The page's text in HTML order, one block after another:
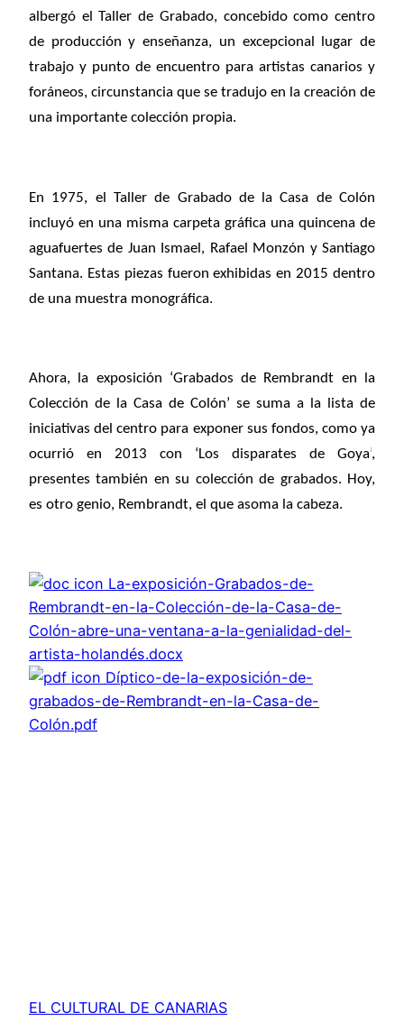
albergó el Taller de Grabado, concebido como centro
de producción y enseñanza, un excepcional lugar de
trabajo y punto de encuentro para artistas canarios y
foráneos, circunstancia que se tradujo en la creación de
una importante colección propia.
En 1975, el Taller de Grabado de la Casa de Colón
incluyó en una misma carpeta gráfica una quincena de
aguafuertes de Juan Ismael, Rafael Monzón y Santiago
Santana. Estas piezas fueron exhibidas en 2015 dentro
de una muestra monográfica.
Ahora, la exposición ‘Grabados de Rembrandt en la
Colección de la Casa de Colón’ se suma a la lista de
iniciativas del centro para exponer sus fondos, como ya
ocurrió en 2013 con ‘Los disparates de Goya’,
presentes también en su colección de grabados. Hoy,
es otro genio, Rembrandt, el que asoma la cabeza.
La-exposición-Grabados-de-
Rembrandt-en-la-Colección-de-la-Casa-de-
Colón-abre-una-ventana-a-la-genialidad-del-
artista-holandés.docx
Díptico-de-la-exposición-de-
grabados-de-Rembrandt-en-la-Casa-de-
Colón.pdf
EL CULTURAL DE CANARIAS